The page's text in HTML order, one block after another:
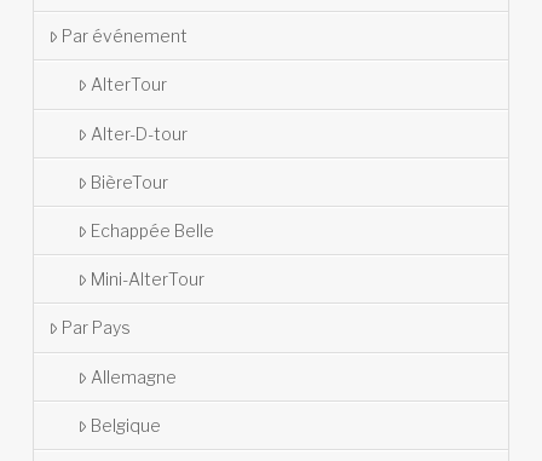
Par événement
AlterTour
Alter-D-tour
BièreTour
Echappée Belle
Mini-AlterTour
Par Pays
Allemagne
Belgique